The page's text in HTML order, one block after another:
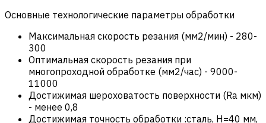
Основные технологические параметры обработки
Максимальная скорость резания (мм2/мин) - 280-
300
Оптимальная скорость резания при
многопроходной обработке (мм2/час) - 9000-
11000
Достижимая шероховатость поверхности (Ra мкм)
- менее 0,8
Достижимая точность обработки :сталь, Н=40 мм,